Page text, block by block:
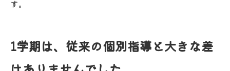
す。
1学期は、従来の個別指導と大きな差